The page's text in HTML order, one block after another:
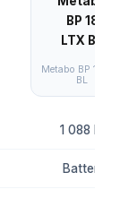
Metabo BP 18
BL
1 088 kr
Batteri